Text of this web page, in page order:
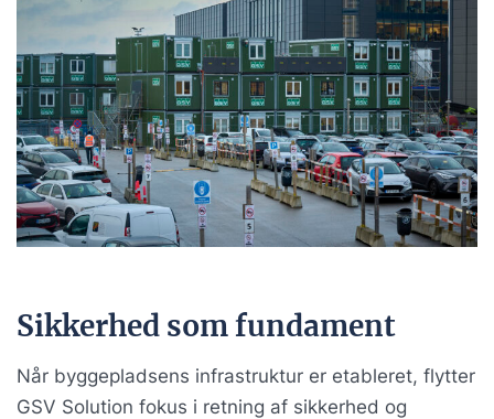
Sikkerhed som fundament
Når byggepladsens infrastruktur er etableret, flytter
GSV Solution fokus i retning af sikkerhed og